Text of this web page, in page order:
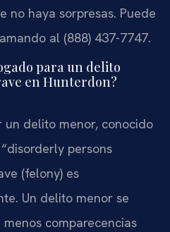
no haya sorpresas. Puede
al (888) 437-7747.
para un delito
en Hunterdon?
delito menor, conocido
persons
(felony) es
Un delito menor se
comparecencias